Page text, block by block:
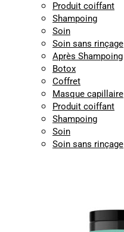
Produit coiffant
Shampoing
Soin
Soin sans rinçage
Après Shampoing
Botox
Coffret
Masque capillaire
Produit coiffant
Shampoing
Soin
Soin sans rinçage